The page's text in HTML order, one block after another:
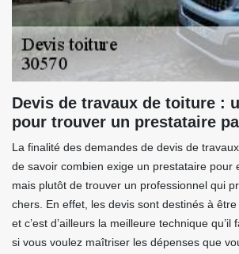
Devis de travaux de toiture :
pour trouver un prestataire
La finalité des demandes de devis de
de savoir combien exige un prestataire pour
mais plutôt de trouver un professionnel qui
chers. En effet, les devis sont destinés à
et c’est d’ailleurs la meilleure technique
si vous voulez maîtriser les dépenses que